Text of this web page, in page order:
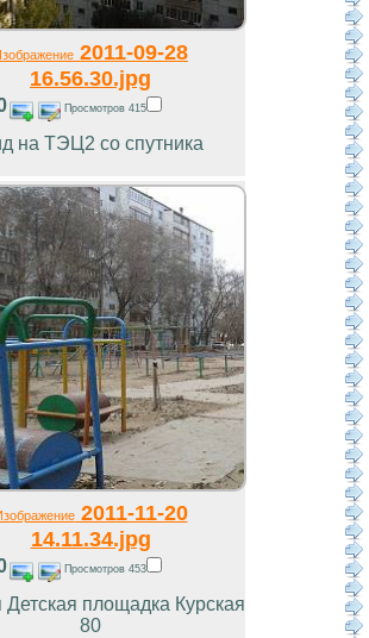
2011-09-28
16.56.30.jpg
Просмотров 415
на ТЭЦ2 со спутника
2011-11-20
14.11.34.jpg
Просмотров 453
Детская площадка Курская
80